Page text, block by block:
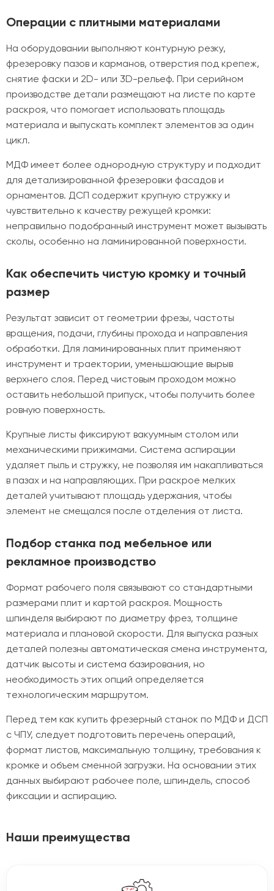
Операции с плитными материалами
На оборудовании выполняют контурную резку,
фрезеровку пазов и карманов, отверстия под крепеж,
снятие фаски и 2D- или 3D-рельеф. При серийном
производстве детали размещают на листе по карте
раскроя, что помогает использовать площадь
материала и выпускать комплект элементов за один
цикл.
МДФ имеет более однородную структуру и подходит
для детализированной фрезеровки фасадов и
орнаментов. ДСП содержит крупную стружку и
чувствительно к качеству режущей кромки:
неправильно подобранный инструмент может вызывать
сколы, особенно на ламинированной поверхности.
Как обеспечить чистую кромку и точный
размер
Результат зависит от геометрии фрезы, частоты
вращения, подачи, глубины прохода и направления
обработки. Для ламинированных плит применяют
инструмент и траектории, уменьшающие вырыв
верхнего слоя. Перед чистовым проходом можно
оставить небольшой припуск, чтобы получить более
ровную поверхность.
Крупные листы фиксируют вакуумным столом или
механическими прижимами. Система аспирации
удаляет пыль и стружку, не позволяя им накапливаться
в пазах и на направляющих. При раскрое мелких
деталей учитывают площадь удержания, чтобы
элемент не смещался после отделения от листа.
Подбор станка под мебельное или
рекламное производство
Формат рабочего поля связывают со стандартными
размерами плит и картой раскроя. Мощность
шпинделя выбирают по диаметру фрез, толщине
материала и плановой скорости. Для выпуска разных
деталей полезны автоматическая смена инструмента,
датчик высоты и система базирования, но
необходимость этих опций определяется
технологическим маршрутом.
Перед тем как купить фрезерный станок по МДФ и ДСП
с ЧПУ, следует подготовить перечень операций,
формат листов, максимальную толщину, требования к
кромке и объем сменной загрузки. На основании этих
данных выбирают рабочее поле, шпиндель, способ
фиксации и аспирацию.
Наши преимущества